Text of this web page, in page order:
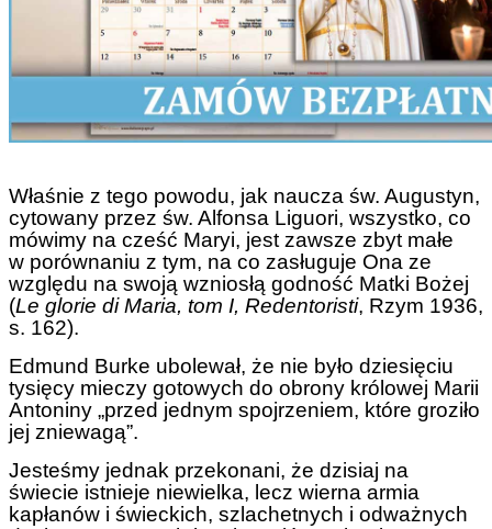
Właśnie z tego powodu, jak naucza św. Augustyn,
cytowany przez św. Alfonsa Liguori, wszystko, co
mówimy na cześć Maryi, jest zawsze zbyt małe
w porównaniu z tym, na co zasługuje Ona ze
względu na swoją wzniosłą godność Matki Bożej
(Le glorie di Maria, tom I, Redentoristi, Rzym 1936,
s. 162).
Edmund Burke ubolewał, że nie było dziesięciu
tysięcy mieczy gotowych do obrony królowej Marii
Antoniny „przed jednym spojrzeniem, które groziło
jej zniewagą”.
Jesteśmy jednak przekonani, że dzisiaj na
świecie istnieje niewielka, lecz wierna armia
kapłanów i świeckich, szlachetnych i odważnych